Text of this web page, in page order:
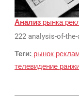
Анализ рынка
222 analysis-of-
Теги: рынок
телевидение
Реклама и
AI Automation
Разработка сайтов
CMS 1C-Bitrix
Цифра и офсет
Широкий формат
Телевидение
Аудио и звукозапись